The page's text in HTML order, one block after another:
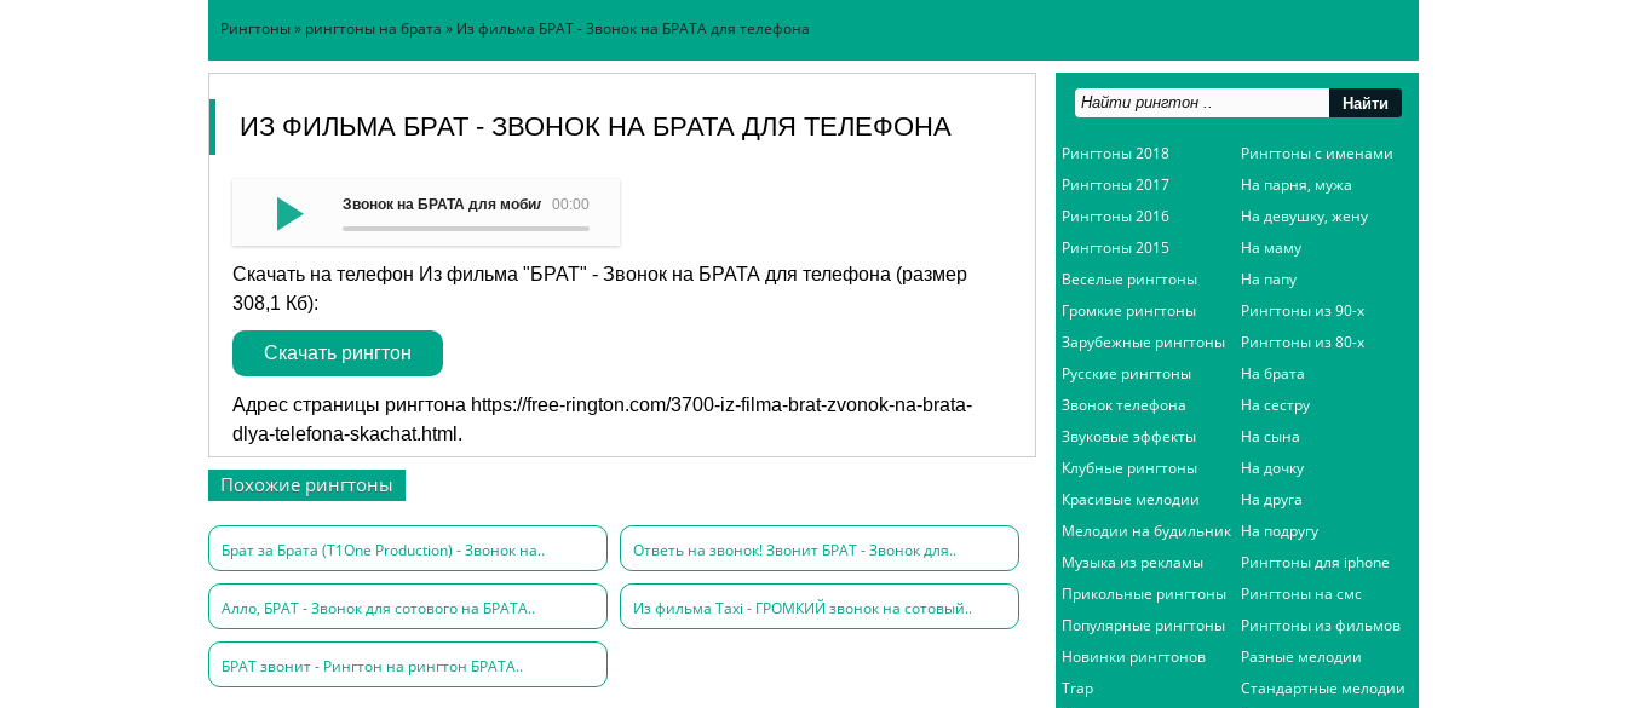
Рингтоны» рингтоны на брата » Из фильма БРАТ - Звонок на БРАТА для телефона
ИЗ ФИЛЬМА БРАТ - ЗВОНОК НА БРАТА ДЛЯ ТЕЛЕФОНА
00:00
Звонок на БРАТА для мобильныйа - Из фильма "БРАТ"
Скачать на телефон Из фильма "БРАТ" - Звонок на БРАТА для телефона (размер
308,1 Кб):
Скачать рингтон
Адрес страницы рингтона https://free-rington.com/3700-iz-filma-brat-zvonok-na-brata-
dlya-telefona-skachat.html .
Похожие рингтоны
Брат за Брата (T1One Production) - Звонок на.. Ответь на звонок! Звонит БРАТ - Звонок для..
Алло, БРАТ - Звонок для сотового на БРАТА.. Из фильма Taxi - ГРОМКИЙ звонок на сотовый..
БРАТ звонит - Рингтон на рингтон БРАТА..
Рингтоны 2018
Рингтоны 2017
Рингтоны 2016
Рингтоны 2015
Веселые рингтоны
Громкие рингтоны
Зарубежные рингтоны
Русские рингтоны
Звонок телефона
Звуковые эффекты
Клубные рингтоны
Красивые мелодии
Мелодии на будильник
Музыка из рекламы
Прикольные рингтоны
Популярные рингтоны
Новинки рингтонов
Trap
Рингтоны с именами
На парня, мужа
На девушку, жену
На маму
На папу
Рингтоны из 90-х
Рингтоны из 80-х
На брата
На сестру
На сына
На дочку
На друга
На подругу
Рингтоны для iphone
Рингтоны на смс
Рингтоны из фильмов
Разные мелодии
Стандартные мелодии